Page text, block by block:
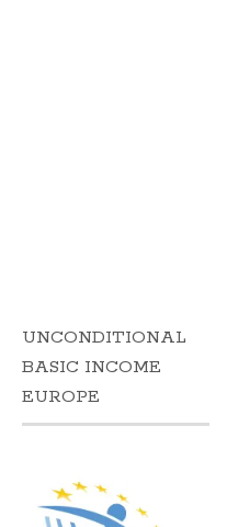
UNCONDITIONAL
BASIC INCOME
EUROPE